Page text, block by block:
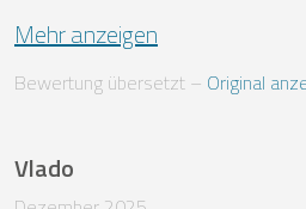
Mehr anzeigen
Bewertung übersetzt – Original
Vlado